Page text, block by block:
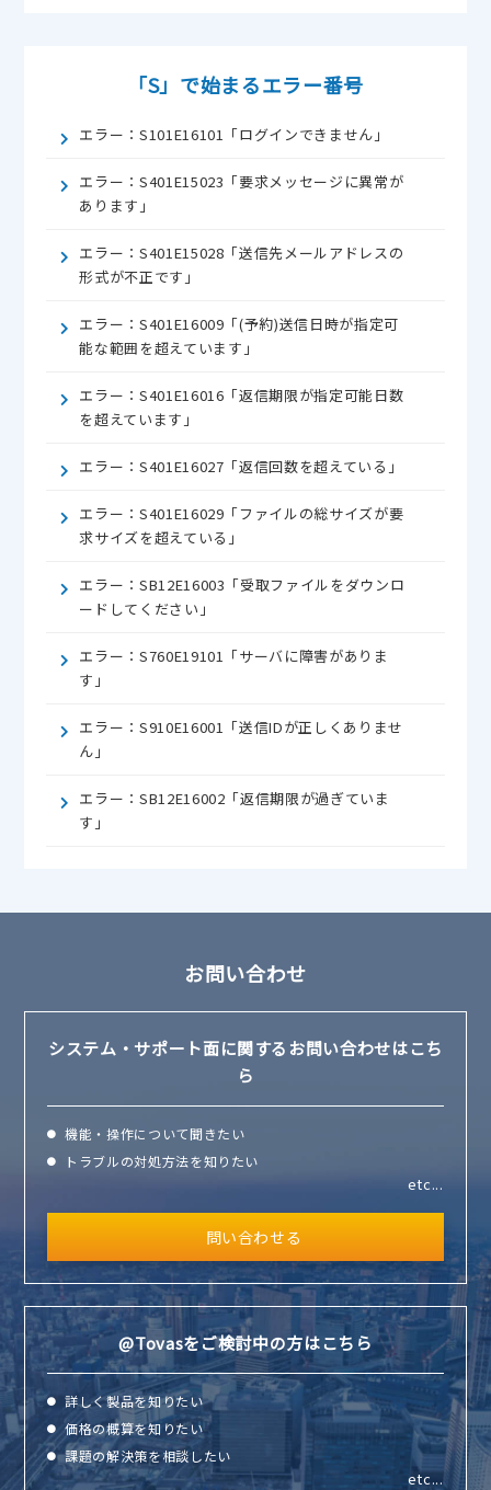
「S」で始まるエラー番号
エラー：S101E16101「ログインできません」
エラー：S401E15023「要求メッセージに異常が
あります」
エラー：S401E15028「送信先メールアドレスの
形式が不正です」
エラー：S401E16009「(予約)送信日時が指定可
能な範囲を超えています」
エラー：S401E16016「返信期限が指定可能日数
を超えています」
エラー：S401E16027「返信回数を超えている」
エラー：S401E16029「ファイルの総サイズが要
求サイズを超えている」
エラー：SB12E16003「受取ファイルをダウンロ
ードしてください」
エラー：S760E19101「サーバに障害がありま
す」
エラー：S910E16001「送信IDが正しくありませ
ん」
エラー：SB12E16002「返信期限が過ぎていま
す」
お問い合わせ
システム・サポート面に関するお問い合わせはこち
ら
機能・操作について聞きたい
トラブルの対処方法を知りたい
etc...
問い合わせる
@Tovasをご検討中の方はこちら
詳しく製品を知りたい
価格の概算を知りたい
課題の解決策を相談したい
etc...